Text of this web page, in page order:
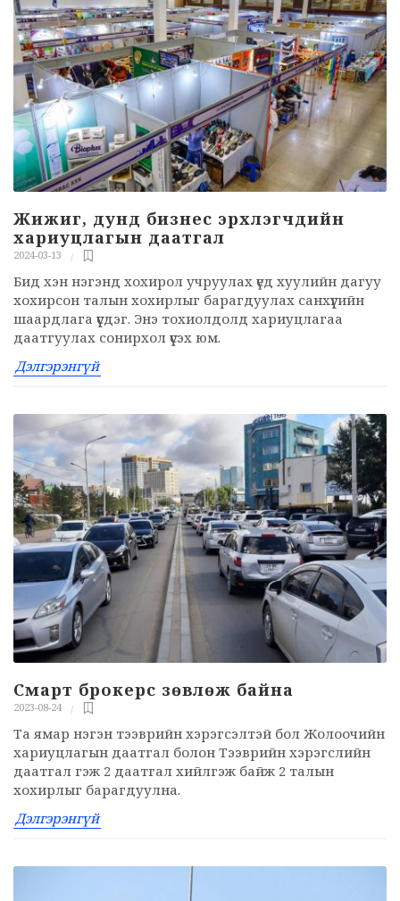
Жижиг, дунд бизнес эрхлэгчдийн
хариуцлагын даатгал
2024-03-13
Бид хэн нэгэнд хохирол учруулах үед хуулийн дагуу
хохирсон талын хохирлыг барагдуулах санхүүгийн
шаардлага үүсдэг. Энэ тохиолдолд хариуцлагаа
даатгуулах сонирхол үүсэх юм.
Дэлгэрэнгүй
Смарт брокерс зөвлөж байна
2023-08-24
Та ямар нэгэн тээврийн хэрэгсэлтэй бол Жолоочийн
хариуцлагын даатгал болон Тээврийн хэрэгслийн
даатгал гэж 2 даатгал хийлгэж байж 2 талын
хохирлыг барагдуулна.
Дэлгэрэнгүй